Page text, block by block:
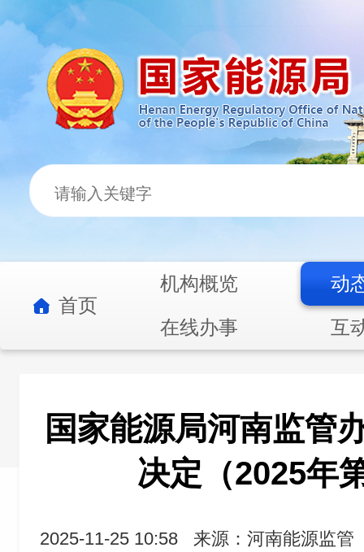
首页
机构概览
动
在线办事
互
国家能源局河南监管
决定（2025年
2025-11-25 10:58
来源：河南能源监管